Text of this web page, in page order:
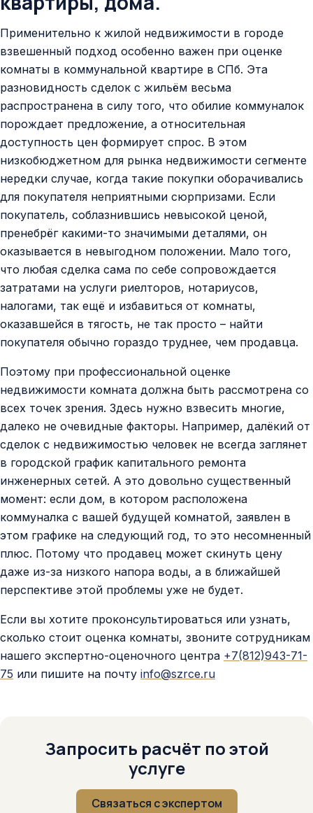
Применительно к жилой недвижимости в городе
взвешенный подход особенно важен при оценке
комнаты в коммунальной квартире в СПб. Эта
разновидность сделок с жильём весьма
распространена в силу того, что обилие коммуналок
порождает предложение, а относительная
доступность цен формирует спрос. В этом
низкобюджетном для рынка недвижимости сегменте
нередки случае, когда такие покупки оборачивались
для покупателя неприятными сюрпризами. Если
покупатель, соблазнившись невысокой ценой,
пренебрёг какими-то значимыми деталями, он
оказывается в невыгодном положении. Мало того,
что любая сделка сама по себе сопровождается
затратами на услуги риелторов, нотариусов,
налогами, так ещё и избавиться от комнаты,
оказавшейся в тягость, не так просто – найти
покупателя обычно гораздо труднее, чем продавца.
Поэтому при профессиональной оценке
недвижимости комната должна быть рассмотрена со
всех точек зрения. Здесь нужно взвесить многие,
далеко не очевидные факторы. Например, далёкий от
сделок с недвижимостью человек не всегда заглянет
в городской график капитального ремонта
инженерных сетей. А это довольно существенный
момент: если дом, в котором расположена
коммуналка с вашей будущей комнатой, заявлен в
этом графике на следующий год, то это несомненный
плюс. Потому что продавец может скинуть цену
даже из-за низкого напора воды, а в ближайшей
перспективе этой проблемы уже не будет.
Если вы хотите проконсультироваться или узнать,
сколько стоит оценка комнаты, звоните сотрудникам
нашего экспертно-оценочного центра +7(812)943-71-
75 или пишите на почту info@szrce.ru
Запросить расчёт по этой
услуге
Связаться с экспертом